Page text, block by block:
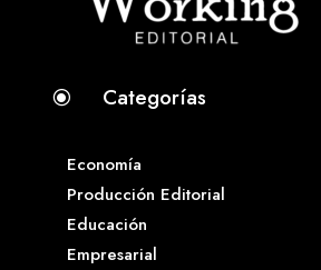
\ Categorías
Economía
Producción Editorial
Educación
Empresarial